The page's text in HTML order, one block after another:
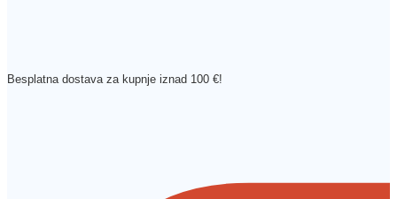
Besplatna dostava za kupnje iznad 100 €!